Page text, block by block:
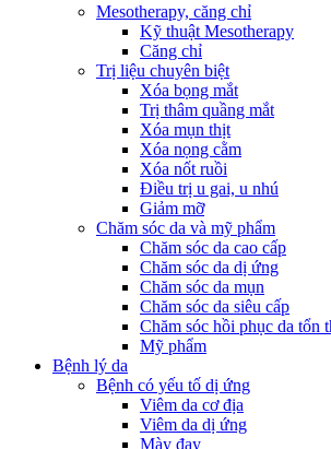
Mesotherapy, căng chỉ
Kỹ thuật Mesotherapy
Căng chỉ
Trị liệu chuyên biệt
Xóa bọng mắt
Trị thâm quầng mắt
Xóa mụn thịt
Xóa nọng cằm
Xóa nốt ruồi
Điều trị u gai, u nhú
Giảm mỡ
Chăm sóc da và mỹ phẩm
Chăm sóc da cao cấp
Chăm sóc da dị ứng
Chăm sóc da mụn
Chăm sóc da siêu cấp
Chăm sóc hồi phục da tổn
Mỹ phẩm
Bệnh lý da
Bệnh có yếu tố dị ứng
Viêm da cơ địa
Viêm da dị ứng
Mày đay